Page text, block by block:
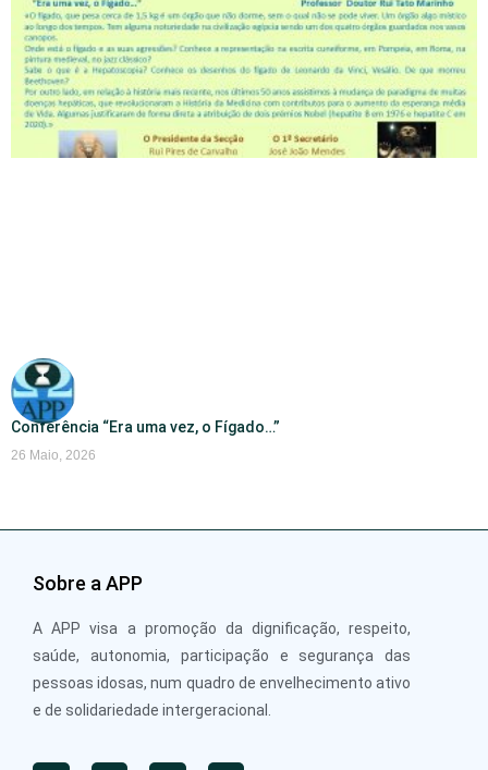
Conferência “Era uma vez, o Fígado…”
26 Maio, 2026
Sobre a APP
A APP visa a promoção da dignificação, respeito,
saúde, autonomia, participação e segurança das
pessoas idosas, num quadro de envelhecimento ativo
e de solidariedade intergeracional.